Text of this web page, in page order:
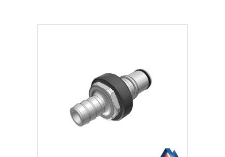
IN DEN WARENKORB